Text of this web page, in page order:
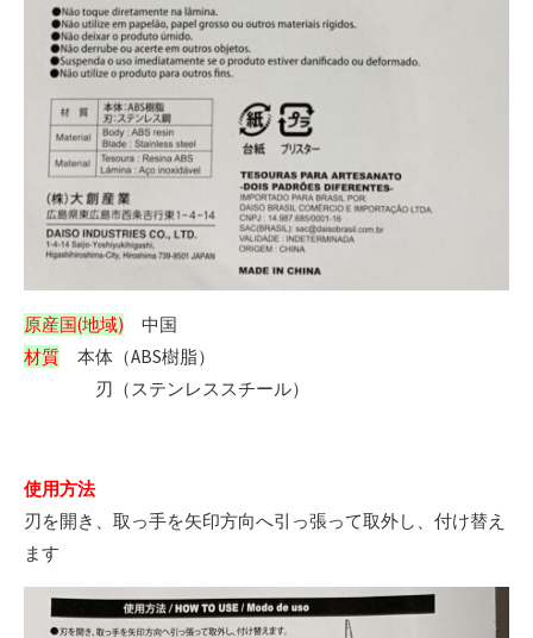
原産国(地域) 中国
材質 本体（ABS樹脂）
刃（ステンレススチール）
使用方法
刃を開き、取っ手を矢印方向へ引っ張って取外し、付け替え
ます